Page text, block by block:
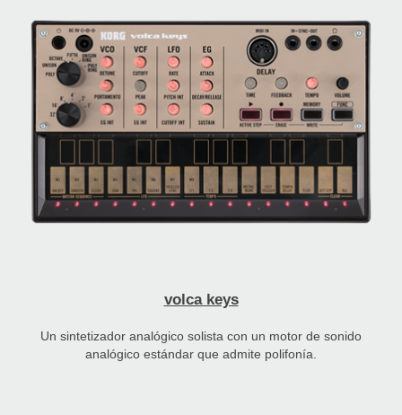
volca keys
Un sintetizador analógico solista con un motor de sonido
analógico estándar que admite polifonía.